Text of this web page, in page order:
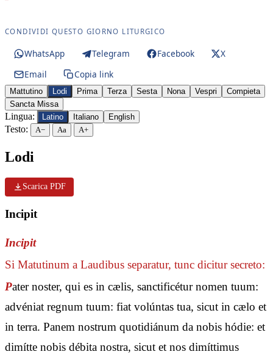
CONDIVIDI QUESTO GIORNO LITURGICO
WhatsApp Telegram Facebook
X
Email
Copia link
Mattutino Lodi Prima Terza Sesta Nona Vespri
Compieta
Sancta Missa
Lingua: Latino Italiano English
Testo: A− Aa A+
Lodi
Scarica PDF
Incipit
Incipit
Si Matutinum a Laudibus separatur, tunc dicitur secreto:
Pater noster, qui es in cælis, sanctificétur nomen tuum:
advéniat regnum tuum: fiat volúntas tua, sicut in cælo et
in terra. Panem nostrum quotidiánum da nobis hódie: et
dimítte nobis débita nostra, sicut et nos dimíttimus